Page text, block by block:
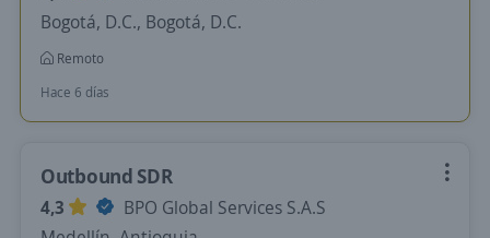
Bogotá, D.C., Bogotá, D.C.
Remoto
Hace 6 días
Outbound SDR
4,3
BPO Global Services S.A.S